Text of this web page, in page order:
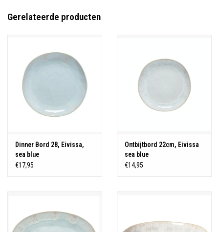
Gerelateerde producten
Dinner Bord 28, Eivissa,
sea blue
€17,95
Ontbijtbord 22cm, Eivissa
sea blue
€14,95